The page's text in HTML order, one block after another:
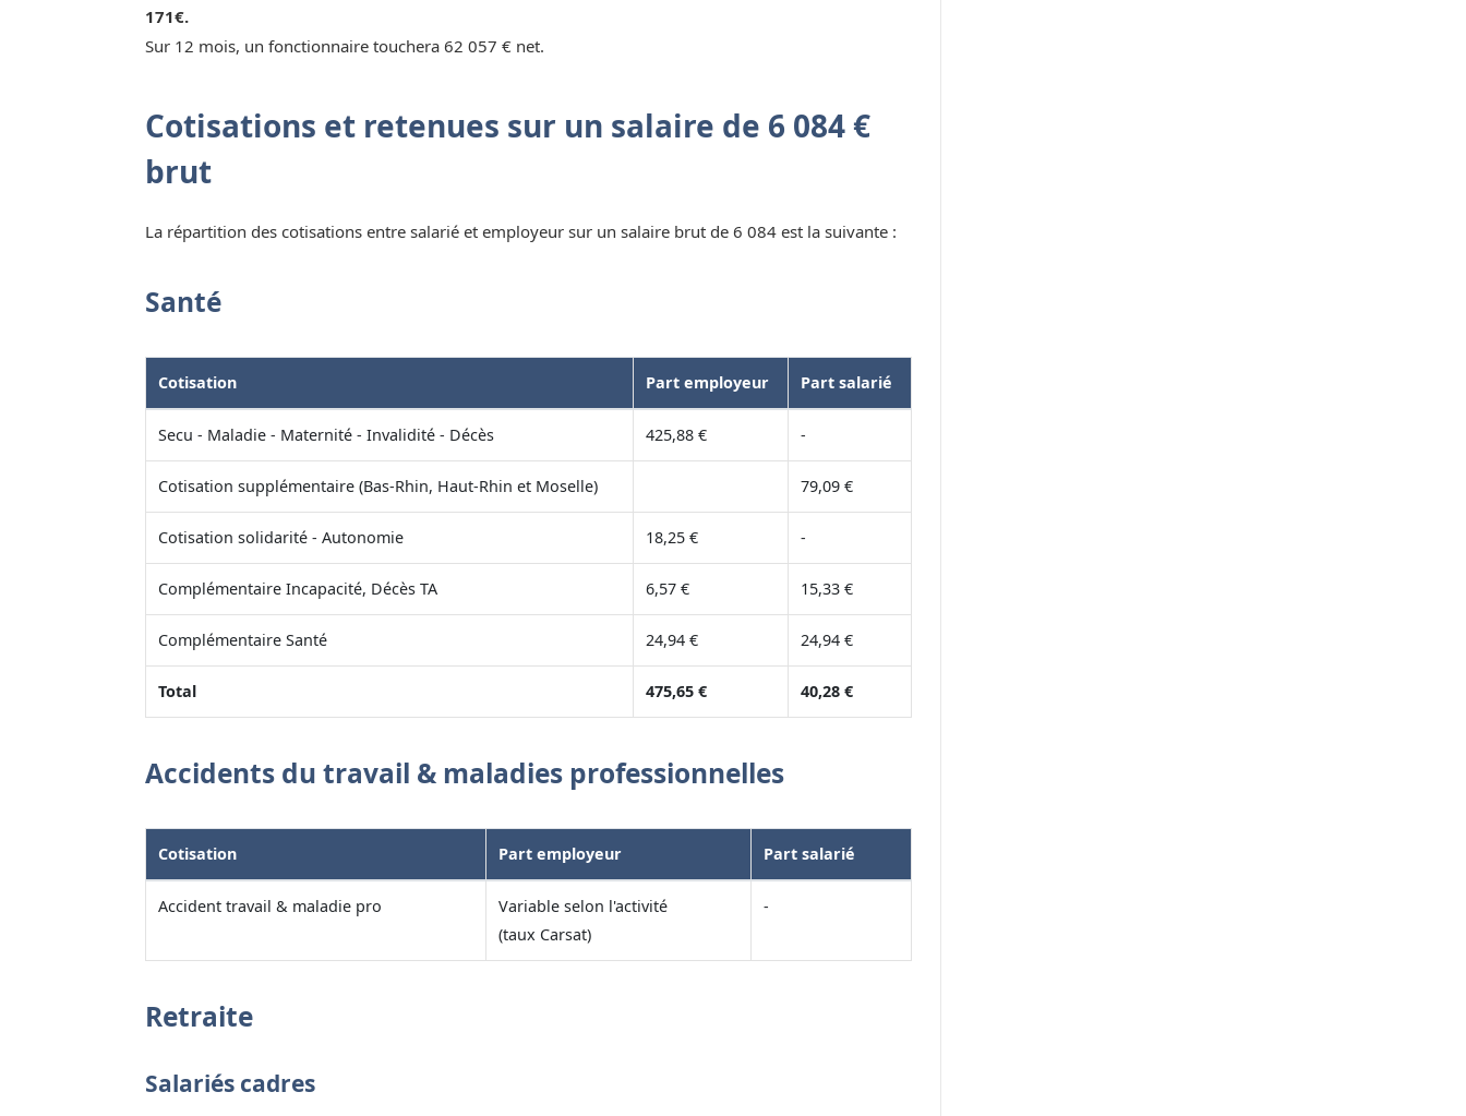
171€.
Sur 12 mois, un fonctionnaire touchera 62 057 € net.
Cotisations et retenues sur un salaire de 6 084 €
brut
La répartition des cotisations entre salarié et employeur sur un salaire brut de 6 084 est la suivante :
Santé
Cotisation Part employeur Part salarié
Secu - Maladie - Maternité - Invalidité - Décès 425,88 € -
Cotisation supplémentaire (Bas-Rhin, Haut-Rhin et Moselle) 79,09 €
Cotisation solidarité - Autonomie 18,25 € -
Complémentaire Incapacité, Décès TA 6,57 € 15,33 €
Complémentaire Santé 24,94 € 24,94 €
Total 475,65 € 40,28 €
Accidents du travail & maladies professionnelles
Cotisation Part employeur Part salarié
Accident travail & maladie pro
Variable selon l'activité
(taux Carsat)
-
Retraite
Salariés cadres